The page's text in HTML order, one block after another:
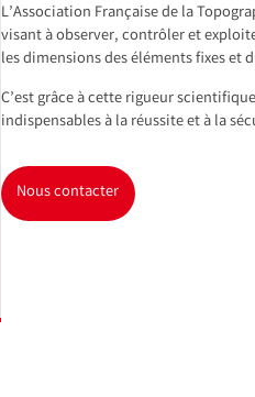
L’Association Française de la
visant à observer, contrôler et
les dimensions des éléments fixes et
C’est grâce à cette rigueur
indispensables à la réussite et à la
Nous contacter